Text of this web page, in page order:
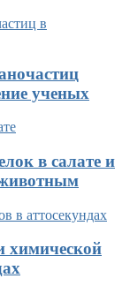
ученых
в салате и
животным
химической